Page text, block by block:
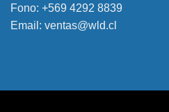
Fono: +569 4292 8839
Email: ventas@wld.cl